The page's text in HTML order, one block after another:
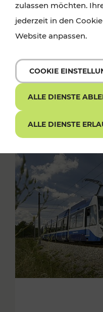
zulassen möchten.
jederzeit in den
Website anpassen.
COOKIE
ALLE DIENSTE
ALLE DIENSTE